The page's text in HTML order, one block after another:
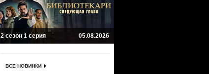
2 сезон 1 серия 05.08.2026
ВСЕ НОВИНКИ